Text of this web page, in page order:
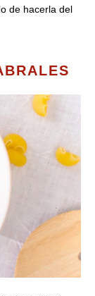
de hacerla del